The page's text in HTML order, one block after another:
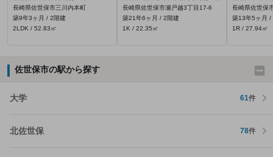
長崎県佐世保市三川内本町
築9年3ヶ月 / 2階建
2LDK / 52.83㎡
長崎県佐世保市瀬戸越3丁目17-6
築21年6ヶ月 / 2階建
1K / 22.35㎡
長崎県佐世保
築13年5ヶ月 /
1R / 27.94㎡
佐世保市の駅から探す
大学 61件
北佐世保 78件